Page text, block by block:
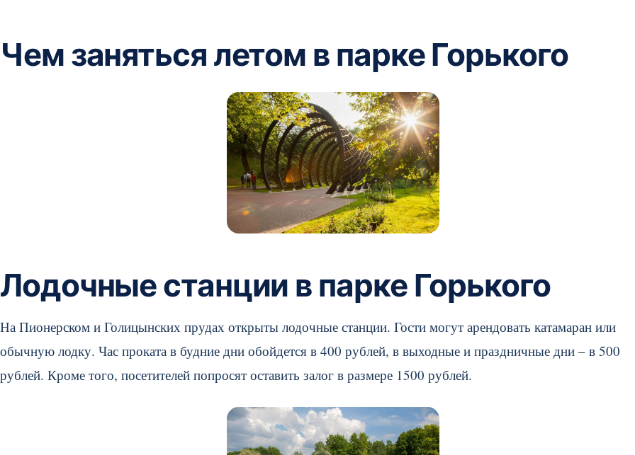
Чем заняться летом в парке Горького
Лодочные станции в парке Горького
На Пионерском и Голицынских прудах открыты лодочные станции. Гости могут арендовать катамаран или
обычную лодку. Час проката в будние дни обойдется в 400 рублей, в выходные и праздничные дни – в 500
рублей. Кроме того, посетителей попросят оставить залог в размере 1500 рублей.